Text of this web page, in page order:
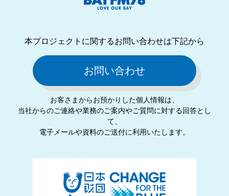
本プロジェクトに関するお問い合わせは下記から
お問い合わせ
お客さまからお預かりした個⼈情報は、
当社からのご連絡や業務のご案内やご質問に対する回答とし
て、
電⼦メールや資料のご送付に利⽤いたします。